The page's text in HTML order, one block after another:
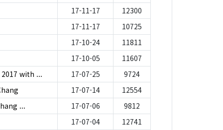
17-11-17
12300
17-11-17
10725
17-10-24
11811
17-10-05
11607
2017 with ...
17-07-25
9724
17-07-14
12554
...
17-07-06
9812
17-07-04
12741